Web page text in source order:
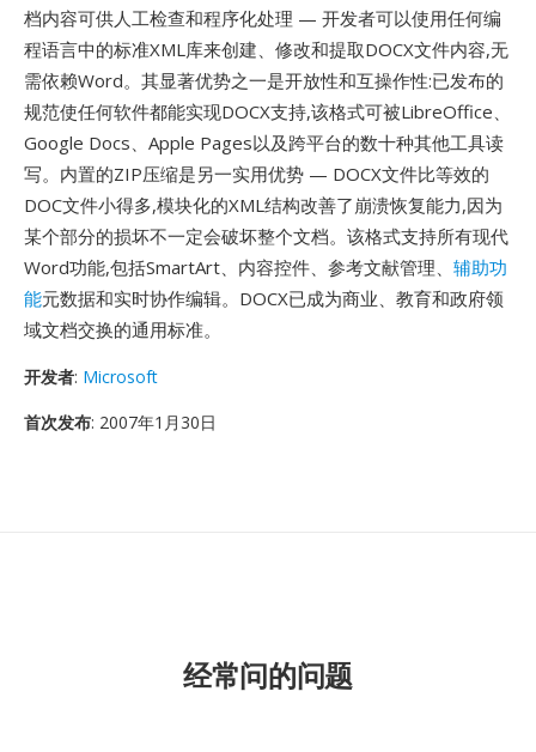
档内容可供人工检查和程序化处理 — 开发者可以使用任何编
程语言中的标准XML库来创建、修改和提取DOCX文件内容,无
需依赖Word。其显著优势之一是开放性和互操作性:已发布的
规范使任何软件都能实现DOCX支持,该格式可被LibreOffice、
Google Docs、Apple Pages以及跨平台的数十种其他工具读
写。内置的ZIP压缩是另一实用优势 — DOCX文件比等效的
DOC文件小得多,模块化的XML结构改善了崩溃恢复能力,因为
某个部分的损坏不一定会破坏整个文档。该格式支持所有现代
Word功能,包括SmartArt、内容控件、参考文献管理、 辅助功
能元数据和实时协作编辑。DOCX已成为商业、教育和政府领
域文档交换的通用标准。
开发者: Microsoft
首次发布: 2007年1月30日
经常问的问题